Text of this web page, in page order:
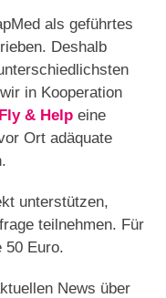
als geführtes
Deshalb
in Kooperation
Fly & Help eine
Ort adäquate
unterstützen,
teilnehmen. Für
50 Euro.
News über